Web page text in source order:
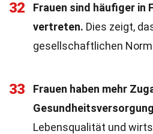
32
Frauen sind häufiger in
vertreten. Dies zeigt,
gesellschaftlichen
33
Frauen haben mehr
Lebensqualität und